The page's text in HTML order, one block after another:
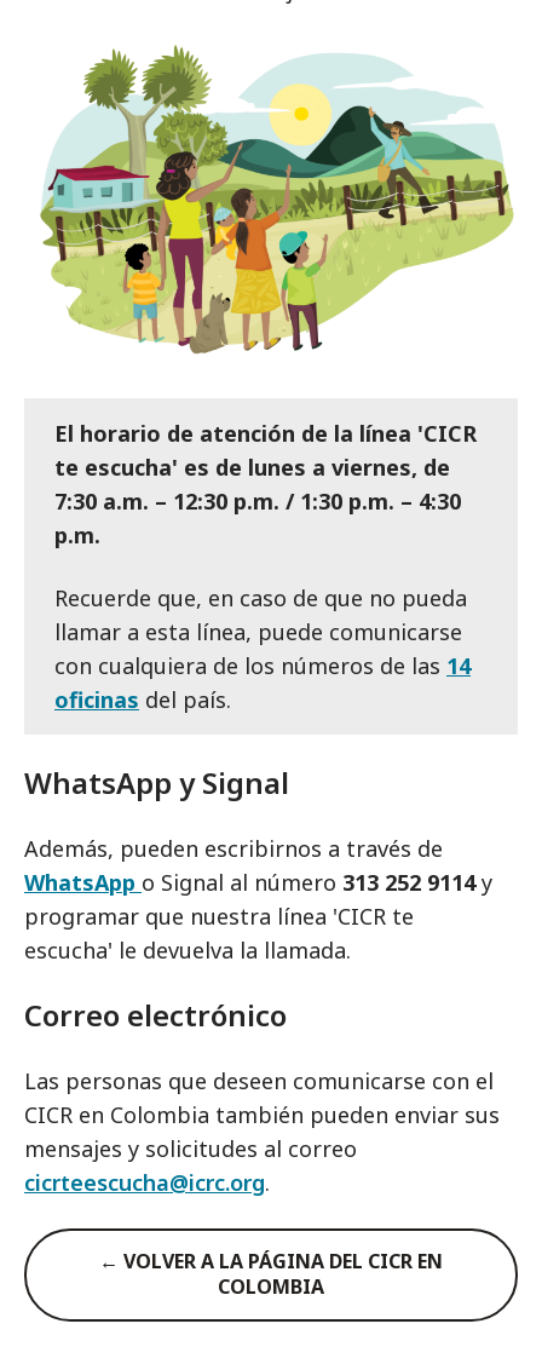
El horario de atención de la línea 'CICR
te escucha' es de lunes a viernes, de
7:30 a.m. – 12:30 p.m. / 1:30 p.m. – 4:30
p.m.
Recuerde que, en caso de que no pueda
llamar a esta línea, puede comunicarse
con cualquiera de los números de las 14
oficinas del país.
WhatsApp y Signal
Además, pueden escribirnos a través de
WhatsApp o Signal al número 313 252 9114y
programar que nuestra línea 'CICR te
escucha' le devuelva la llamada.
Correo electrónico
Las personas que deseen comunicarse con el
CICR en Colombia también pueden enviar sus
mensajes y solicitudes al correo
cicrteescucha@icrc.org.
← VOLVER A LA PÁGINA DEL CICR EN
COLOMBIA